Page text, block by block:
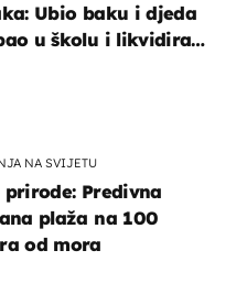
Ubio baku i djeda
u školu i likvidirao
NA SVIJETU
prirode: Predivna
plaža na 100
od mora